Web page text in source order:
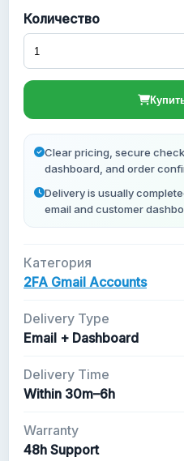
Количество
Clear pricing, secure
dashboard, and order
Delivery is usually
email and customer
Категория
2FA Gmail Accounts
Delivery Type
Email + Dashboard
Delivery Time
Within 30m–6h
Warranty
48h Support